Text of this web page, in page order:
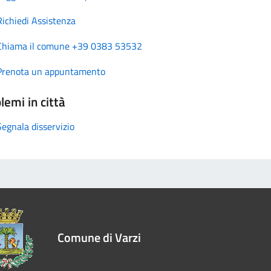
Assistenza
il comune +39 0383 53532
un appuntamento
in città
disservizio
Comune di Varzi